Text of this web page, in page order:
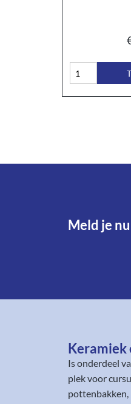
Meld je
Keramiek
Is onderdeel
plek voor
pottenbakken,